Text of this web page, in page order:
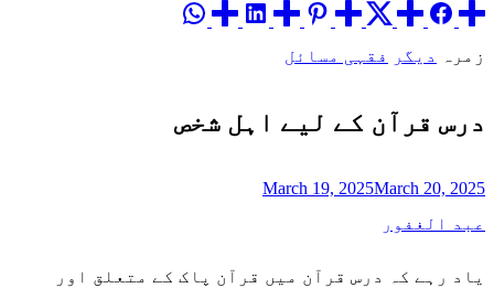
زمرہ دیگر فقہی مسائل
درس قرآن کے لیے اہل شخص
March 19, 2025March 20, 2025
عبد الغفور
یاد رہے کہ درس قرآن میں قرآن پاک کے متعلق اور